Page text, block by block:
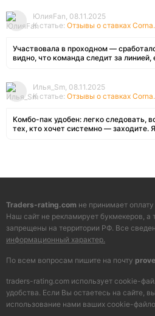
ЮлияFan, 08.11.2025
К статье: Отзывы о ставках
Участвовала в проходном —
видно, что команда следит за линией,
Илья_Sm, 08.11.2025
К статье: Отзывы о ставках
Комбо-пак удобен: легко следовать,
тех, кто хочет системно — заходите.
Traders-rating.com не принимает оплату
Наш сайт не рекламирует букмекеров, а
запрещены на территории РФ. Все
информационный характер.
По всем вопросам пишите на почту
traders-rating.com использует cookie-
удобства. Если Вы остаетесь на сайте, вы
использование нами ваших cookie-